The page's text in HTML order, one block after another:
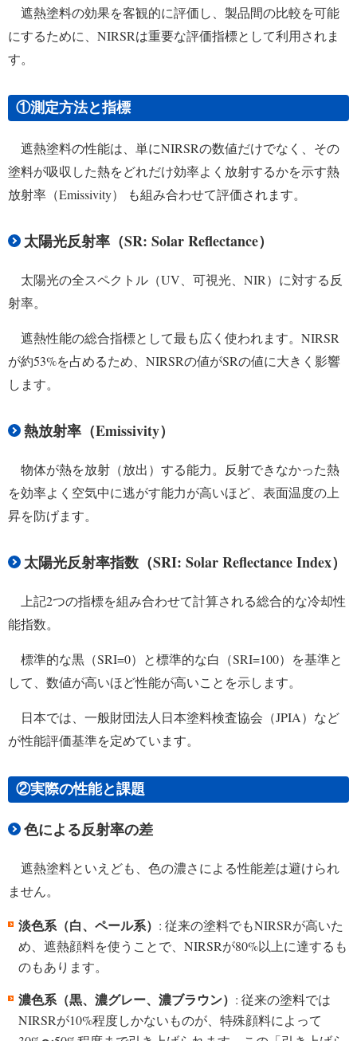
遮熱塗料の効果を客観的に評価し、製品間の比較を可能
にするために、NIRSRは重要な評価指標として利用されま
す。
①測定方法と指標
遮熱塗料の性能は、単にNIRSRの数値だけでなく、その
塗料が吸収した熱をどれだけ効率よく放射するかを示す熱
放射率（Emissivity） も組み合わせて評価されます。
太陽光反射率（SR: Solar Reflectance）
太陽光の全スペクトル（UV、可視光、NIR）に対する反
射率。
遮熱性能の総合指標として最も広く使われます。NIRSR
が約53%を占めるため、NIRSRの値がSRの値に大きく影響
します。
熱放射率（Emissivity）
物体が熱を放射（放出）する能力。反射できなかった熱
を効率よく空気中に逃がす能力が高いほど、表面温度の上
昇を防げます。
太陽光反射率指数（SRI: Solar Reflectance Index）
上記2つの指標を組み合わせて計算される総合的な冷却性
能指数。
標準的な黒（SRI=0）と標準的な白（SRI=100）を基準と
して、数値が高いほど性能が高いことを示します。
日本では、一般財団法人日本塗料検査協会（JPIA）など
が性能評価基準を定めています。
②実際の性能と課題
色による反射率の差
遮熱塗料といえども、色の濃さによる性能差は避けられ
ません。
淡色系（白、ペール系） : 従来の塗料でもNIRSRが高いた
め、遮熱顔料を使うことで、NIRSRが80%以上に達するも
のもあります。
濃色系（黒、濃グレー、濃ブラウン） : 従来の塗料では
NIRSRが10%程度しかないものが、特殊顔料によって